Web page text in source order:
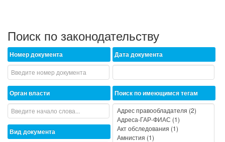
Поиск по законодательству
Номер документа
Орган власти
Вид документа
Дата документа
Поиск по имеющимся тегам